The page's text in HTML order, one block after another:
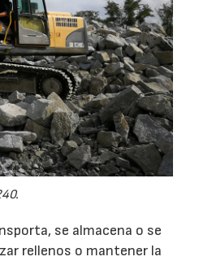
se almacena o se
rellenos o mantener la